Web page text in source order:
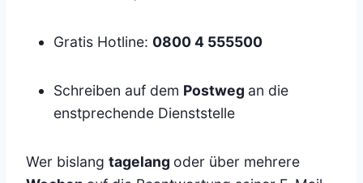
Gratis Hotline: 0800 4 555500
Schreiben auf dem Postweg an die
enstprechende Dienststelle
Wer bislang tagelang oder über mehrere